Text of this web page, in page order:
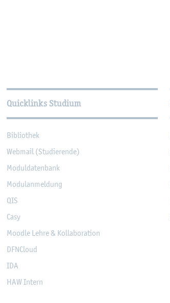
Quicklinks Studium
Bi­blio­thek
Web­mail (Stu­die­ren­de)
Mo­dul­da­ten­bank
Mo­du­l­an­mel­dung
QIS
Casy
Mood­le Lehre & Kol­la­bo­ra­ti­on
DF­NCloud
IDA
HAW In­tern